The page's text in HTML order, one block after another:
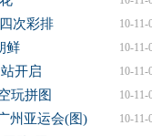
10-11-
次彩排
10-11-
鲜
10-11-
开启
10-11-
玩拼图
10-11-
州亚运会(图)